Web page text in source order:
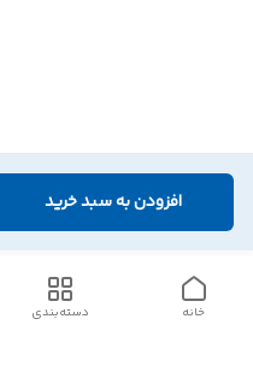
افزودن به سبد خرید
دسته‌بندی خانه